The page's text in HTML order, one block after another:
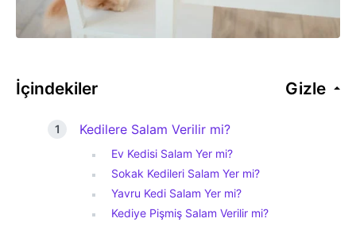
İçindekiler Gizle
Kedilere Salam Verilir mi?
Ev Kedisi Salam Yer mi?
Sokak Kedileri Salam Yer mi?
Yavru Kedi Salam Yer mi?
Kediye Pişmiş Salam Verilir mi?